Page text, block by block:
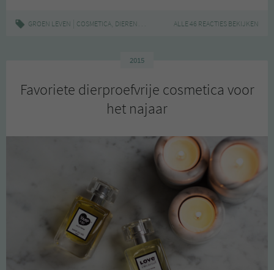
altijd
GROEN LEVEN COSMETICA, DIERENLEED DIERPROEFVRIJ,GASTBLOG,
ALLE 46 REACTIES BEKIJKEN
2015
Favoriete dierproefvrije cosmetica voor
het najaar